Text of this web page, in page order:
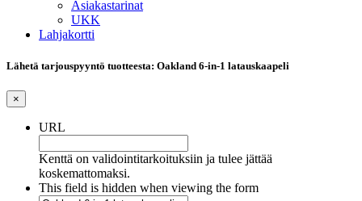
Asiakastarinat
UKK
Lahjakortti
Lähetä tarjouspyyntö tuotteesta: Oakland 6-in-1 latauskaapeli
×
URL
Kenttä on validointitarkoituksiin ja tulee jättää
koskemattomaksi.
This field is hidden when viewing the form